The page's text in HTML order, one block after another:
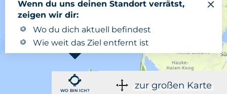
WO BIN ICH?
Wenn du uns deinen Standort verrätst,
zeigen wir dir:
Wo du dich aktuell befindest
Wie weit das Ziel entfernt ist
zur großen Karte